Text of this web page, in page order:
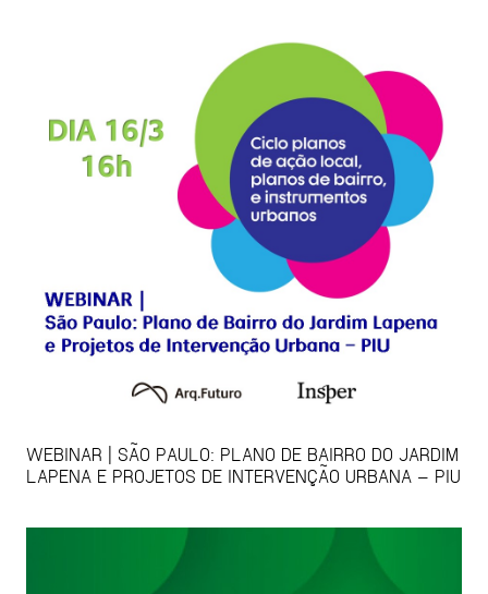
WEBINAR | SÃO PAULO: PLANO DE BAIRRO DO JARDIM
LAPENA E PROJETOS DE INTERVENÇÃO URBANA – PIU